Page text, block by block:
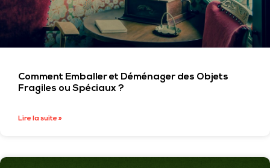
Comment Emballer et Déménager des Objets
Fragiles ou Spéciaux ?
Lire la suite »